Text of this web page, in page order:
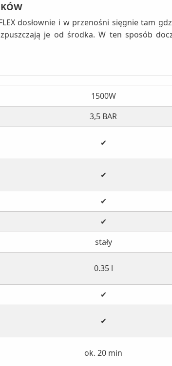
dosłownie i w przenośni sięgnie tam
je od środka. W ten sposób
1500W
3,5 BAR
✔
✔
✔
✔
stały
0.35 l
✔
✔
ok. 20 min